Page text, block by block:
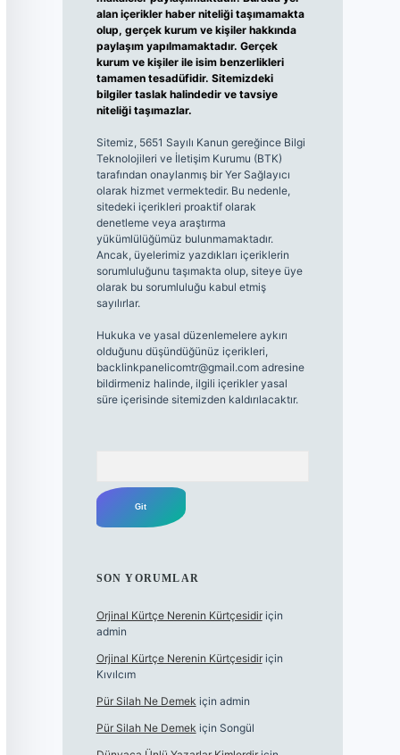
alan içerikler haber niteliği taşımamakta
olup, gerçek kurum ve kişiler hakkında
paylaşım yapılmamaktadır. Gerçek
kurum ve kişiler ile isim benzerlikleri
tamamen tesadüfidir. Sitemizdeki
bilgiler taslak halindedir ve tavsiye
niteliği taşımazlar.
Sitemiz, 5651 Sayılı Kanun gereğince Bilgi
Teknolojileri ve İletişim Kurumu (BTK)
tarafından onaylanmış bir Yer Sağlayıcı
olarak hizmet vermektedir. Bu nedenle,
sitedeki içerikleri proaktif olarak
denetleme veya araştırma
yükümlülüğümüz bulunmamaktadır.
Ancak, üyelerimiz yazdıkları içeriklerin
sorumluluğunu taşımakta olup, siteye üye
olarak bu sorumluluğu kabul etmiş
sayılırlar.
Hukuka ve yasal düzenlemelere aykırı
olduğunu düşündüğünüz içerikleri,
backlinkpanelicomtr@gmail.comadresine
bildirmeniz halinde, ilgili içerikler yasal
süre içerisinde sitemizden kaldırılacaktır.
SON YORUMLAR
Orjinal Kürtçe Nerenin Kürtçesidiriçin
admin
Orjinal Kürtçe Nerenin Kürtçesidiriçin
Kıvılcım
Pür Silah Ne Demek için admin
Pür Silah Ne Demek için Songül